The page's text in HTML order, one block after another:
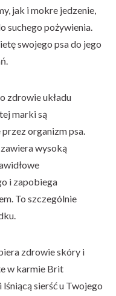
jak i mokre jedzenie,
suchego pożywienia.
swojego psa do jego
zdrowie układu
marki są
organizm psa.
wysoką
i zapobiega
To szczególnie
zdrowie skóry i
w karmie Brit
sierść u Twojego